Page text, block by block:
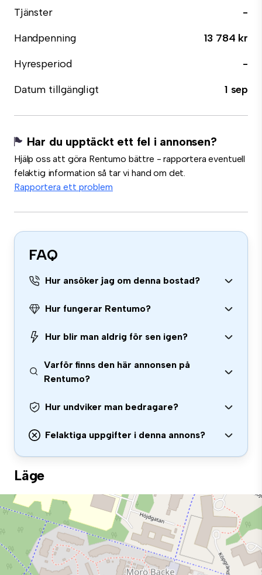
Tjänster
-
Handpenning
13 784 kr
Hyresperiod
-
Datum tillgängligt
1 sep
Har du upptäckt ett fel i annonsen?
Hjälp oss att göra Rentumo bättre - rapportera eventuell
felaktig information så tar vi hand om det.
Rapportera ett problem
FAQ
Hur ansöker jag om denna bostad?
Hur fungerar Rentumo?
Hur blir man aldrig för sen igen?
Varför finns den här annonsen på
Rentumo?
Hur undviker man bedragare?
Felaktiga uppgifter i denna annons?
Läge